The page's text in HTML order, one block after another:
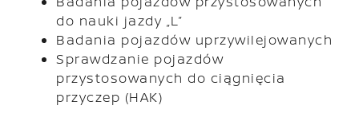
do nauki jazdy „L”
Badania pojazdów uprzywilejowanych
Sprawdzanie pojazdów
przystosowanych do ciągnięcia
przyczep (HAK)